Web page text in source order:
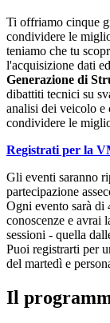
Ti offriamo cinque
condividere le
teniamo che tu
l'acquisizione dati
Generazione di
dibattiti tecnici su
analisi dei veicolo
condividere le
Registrati per la
Gli eventi saranno
partecipazione
Ogni evento sarà di
conoscenze e avrai
sessioni - quella
Puoi registrarti per
del martedì e
Il